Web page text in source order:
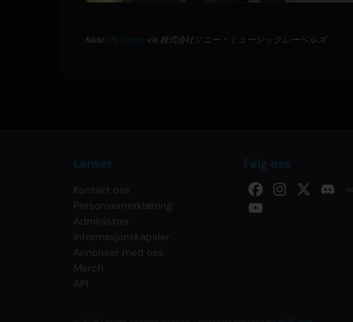
Kilde: PR Times via 株式会社ソニー・ミュージックレーベルズ
Lenker
Kontakt oss
Personvernerklæring
Administrer
informasjonskapsler
Annonser med oss
Merch
API
Følg oss